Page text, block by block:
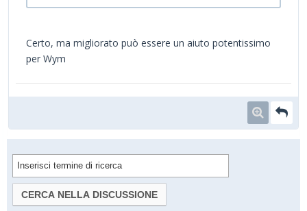
Certo, ma migliorato può essere un aiuto potentissimo
per Wym